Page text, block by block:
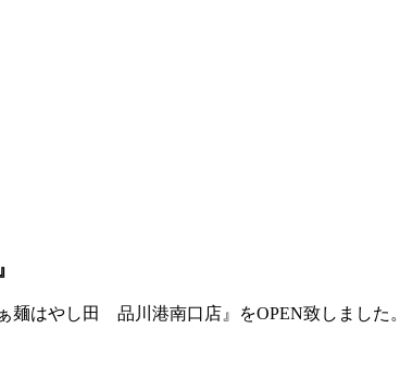
麺はやし田 品川港南口店』をOPEN致しました。